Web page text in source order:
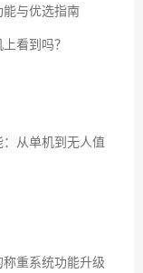
与优选指南
看到吗？
从单机到无人值
重系统功能升级